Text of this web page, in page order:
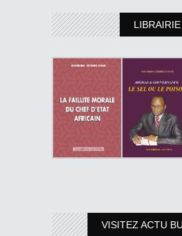
LIBRAIRIE
VISITEZ ACTU